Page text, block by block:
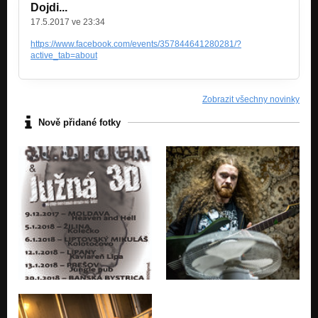
Dojdi...
17.5.2017 ve 23:34
https://www.facebook.com/events/357844641280281/?
active_tab=about
Zobrazit všechny novinky
Nově přidané fotky